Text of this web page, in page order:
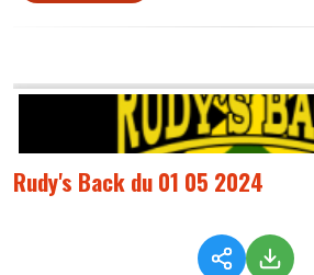
Rudy's Back du 01 05 2024